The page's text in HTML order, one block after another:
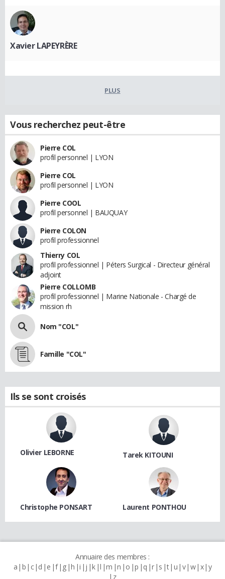
Xavier LAPEYRÈRE
PLUS
Vous recherchez peut-être
Pierre COL
profil personnel | LYON
Pierre COL
profil personnel | LYON
Pierre COOL
profil personnel | BAUQUAY
Pierre COLON
profil professionnel
Thierry COL
profil professionnel | Péters Surgical - Directeur général
adjoint
Pierre COLLOMB
profil professionnel | Marine Nationale - Chargé de
mission rh
Nom "COL"
Famille "COL"
Ils se sont croisés
Olivier LEBORNE Tarek KITOUNI
Christophe PONSART Laurent PONTHOU
Annuaire des membres :
a b c d e f g h i j k l m n o p q r s t u v w x y
z